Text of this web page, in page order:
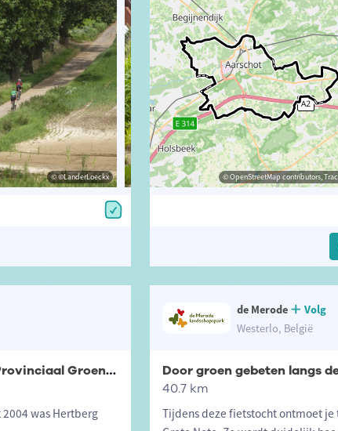
© ©LanderLoeckx © ©LanderLoeckx
© Jasper Jacobs © OpenStreetMap contributors,
Fietsen langs provinciale domeinen in de Kempen: Provinciaal Groendomein Hertberg
was Hertberg
de Merode
Volg
Westerlo, België
Door groen gebeten langs
40.7 km
Tijdens deze fietstocht ontmoet je